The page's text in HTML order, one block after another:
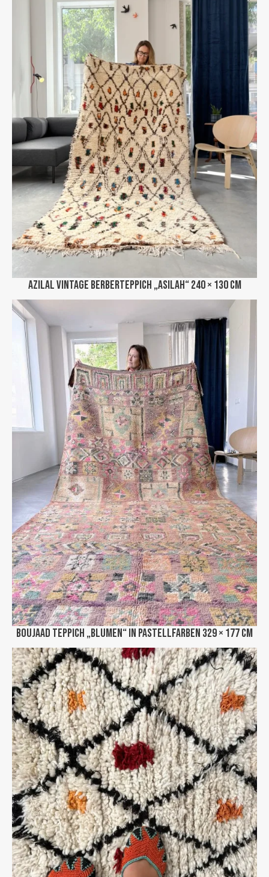
Azilal Vintage Berberteppich „Asilah“ 240 × 130 cm
Boujaad Teppich „Blumen“ in Pastellfarben 329 × 177 cm